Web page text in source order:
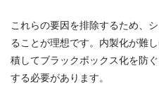
これらの要因を排除するため、
ることが理想です。内製化が難
積してブラックボックス化を防
する必要があります。